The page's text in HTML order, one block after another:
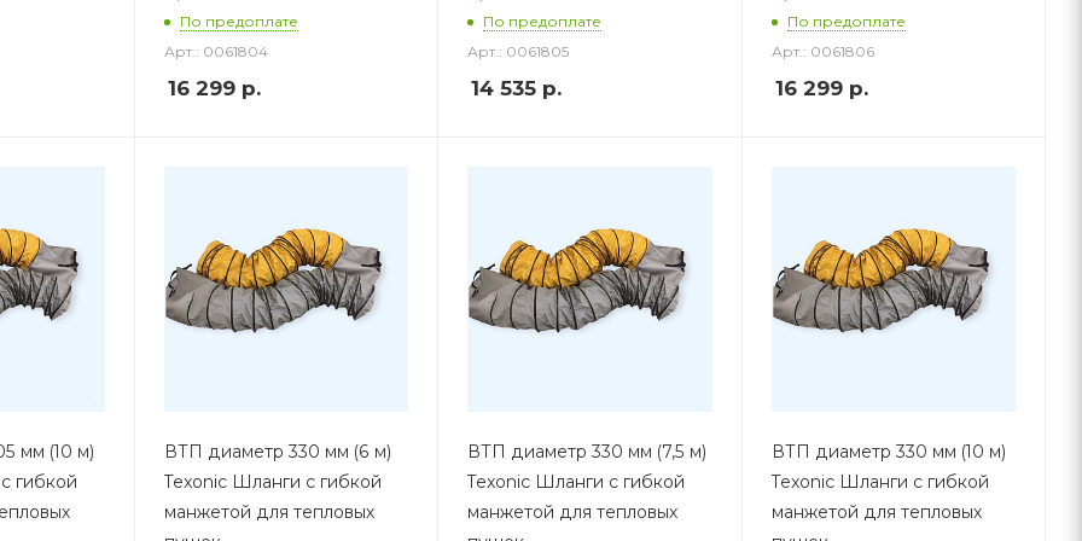
По предоплате
Арт.: 0061804
16 299р.
По предоплате
Арт.: 0061805
14 535 р.
По предоплате
Арт.: 0061806
16 299р.
мм (10 м)
гибкой
ВТП диаметр 330 мм (6 м)
Texonic Шланги с гибкой
манжетой для тепловых
ВТП диаметр 330 мм (7,5 м)
Texonic Шланги с гибкой
манжетой для тепловых
ВТП диаметр 330 мм (10 м)
Texonic Шланги с гибкой
манжетой для тепловых